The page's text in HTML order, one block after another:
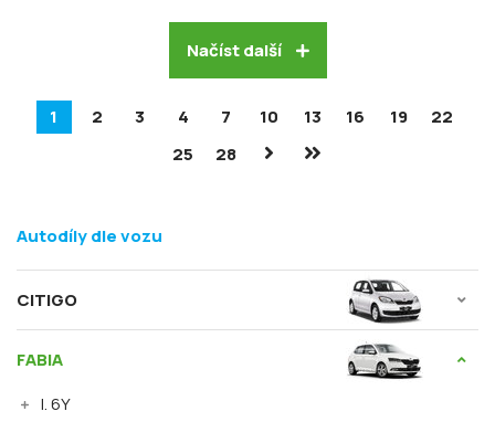
Načíst další
1 2 3 4 7 10 13 16 19
22
25
28
Autodíly dle vozu
CITIGO
FABIA
I. 6Y